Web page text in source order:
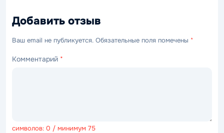
Добавить отзыв
Ваш email не публикуется. Обязательные поля помечены *
Комментарий *
символов: 0 / минимум 75